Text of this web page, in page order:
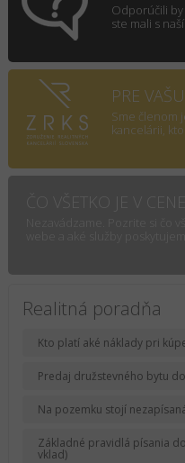
Odporúčili
ste mali s
PRE
Sme členom
kancelárii,
ČO VŠETKO JE V CENE
Realitná poradňa
Kto platí aké náklady pri
Predaj družstevného bytu
Na pozemku stojí
Základné pravidlá písania
vklad)